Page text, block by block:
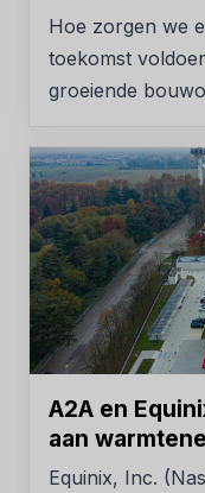
Hoe zorgen we
toekomst
groeiende
A2A en
aan
Equinix, Inc.